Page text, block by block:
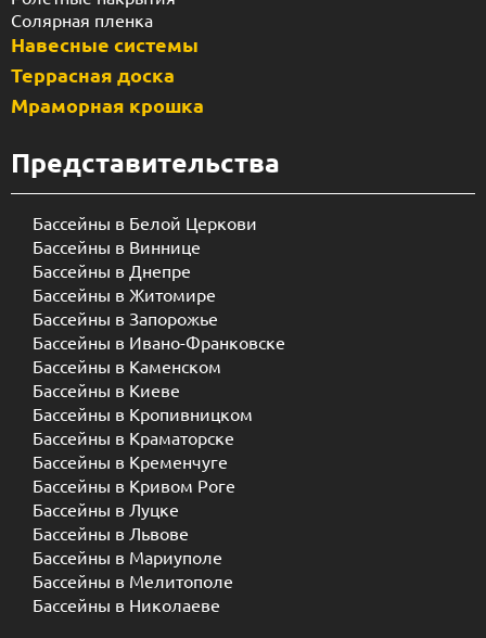
Солярная пленка
Навесные системы
Террасная доска
Мраморная крошка
Представительства
Бассейны в Белой Церкови
Бассейны в Виннице
Бассейны в Днепре
Бассейны в Житомире
Бассейны в Запорожье
Бассейны в Ивано-Франковске
Бассейны в Каменском
Бассейны в Киеве
Бассейны в Кропивницком
Бассейны в Краматорске
Бассейны в Кременчуге
Бассейны в Кривом Роге
Бассейны в Луцке
Бассейны в Львове
Бассейны в Мариуполе
Бассейны в Мелитополе
Бассейны в Николаеве